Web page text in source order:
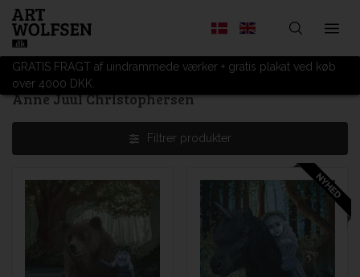
GRATIS FRAGT af uindrammede værker + gratis plakat ved køb
over 4000 DKK.
Anne Juul Christophersen
Filtrer produkter